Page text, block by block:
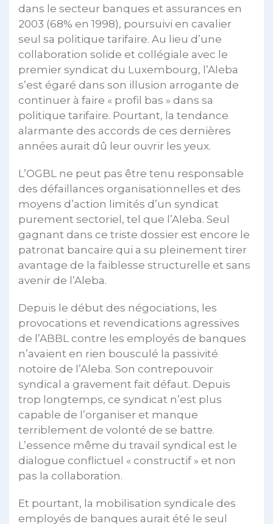
dans le secteur banques et assurances en
2003 (68% en 1998), poursuivi en cavalier
seul sa politique tarifaire. Au lieu d’une
collaboration solide et collégiale avec le
premier syndicat du Luxembourg, l’Aleba
s’est égaré dans son illusion arrogante de
continuer à faire « profil bas » dans sa
politique tarifaire. Pourtant, la tendance
alarmante des accords de ces dernières
années aurait dû leur ouvrir les yeux.
L’OGBL ne peut pas être tenu responsable
des défaillances organisationnelles et des
moyens d’action limités d’un syndicat
purement sectoriel, tel que l’Aleba. Seul
gagnant dans ce triste dossier est encore le
patronat bancaire qui a su pleinement tirer
avantage de la faiblesse structurelle et sans
avenir de l’Aleba.
Depuis le début des négociations, les
provocations et revendications agressives
de l’ABBL contre les employés de banques
n’avaient en rien bousculé la passivité
notoire de l’Aleba. Son contrepouvoir
syndical a gravement fait défaut. Depuis
trop longtemps, ce syndicat n’est plus
capable de l’organiser et manque
terriblement de volonté de se battre.
L’essence même du travail syndical est le
dialogue conflictuel « constructif » et non
pas la collaboration.
Et pourtant, la mobilisation syndicale des
employés de banques aurait été le seul